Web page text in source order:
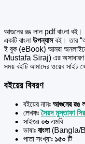
আগুনের রঙ লাল pdf বাংলা
একটি বাংলা উপন্যাসবই। তার
ই বুক (eBook) আমরা অনলাইনে
Mustafa Siraj) এর অসাধারণ
সময় বইটি আমাদের ওয়েব সাইট
বইয়ের বিবরণ
বইয়ের নামঃ আগুনের রঙ
লেখকঃসৈয়দ মুস্তাফা
সাইজঃ ০৬ এমবি
ভাষাঃ বাংলা (Bangla/
পাতা সংখ্যাঃ ১৫০ টি